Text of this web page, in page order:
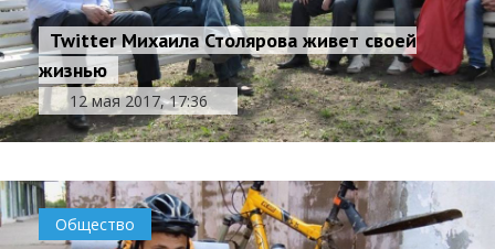
Twitter Михаила Столярова живет своей
жизнью
12 мая 2017, 17:36
Общество